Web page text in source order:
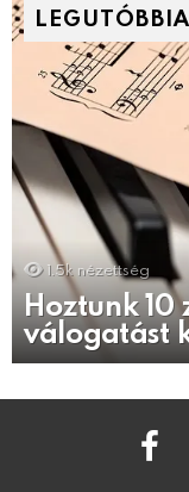
1.5k nézettség
Hoztunk 10
válogatást